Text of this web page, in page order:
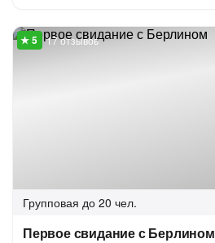
17 отзывов
Групповая до 20 чел.
Первое свидание с Берлином